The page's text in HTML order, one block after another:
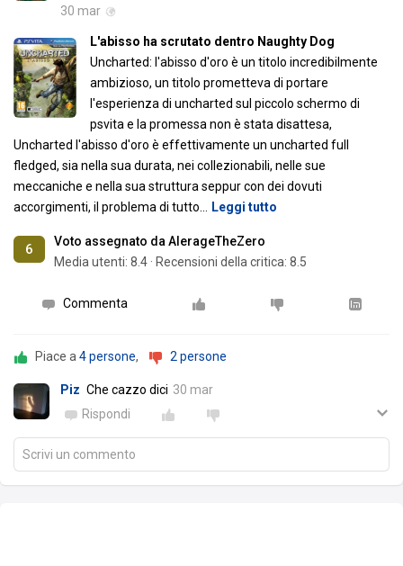
30 mar
L'abisso ha scrutato dentro Naughty Dog
Uncharted: l'abisso d'oro è un titolo incredibilmente
ambizioso, un titolo prometteva di portare
l'esperienza di uncharted sul piccolo schermo di
psvita e la promessa non è stata disattesa,
Uncharted l'abisso d'oro è effettivamente un uncharted full
fledged, sia nella sua durata, nei collezionabili, nelle sue
meccaniche e nella sua struttura seppur con dei dovuti
accorgimenti, il problema di tutto… Leggi tutto
6
Voto assegnato da AlerageTheZero
Media utenti: 8.4 · Recensioni della critica: 8.5
Commenta
Piace a4 persone, 2 persone
Piz Che cazzo dici 30 mar
Rispondi
Scrivi un commento